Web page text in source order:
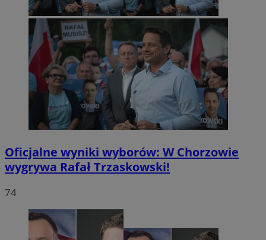
Oficjalne wyniki wyborów: W Chorzowie
wygrywa Rafał Trzaskowski!
74